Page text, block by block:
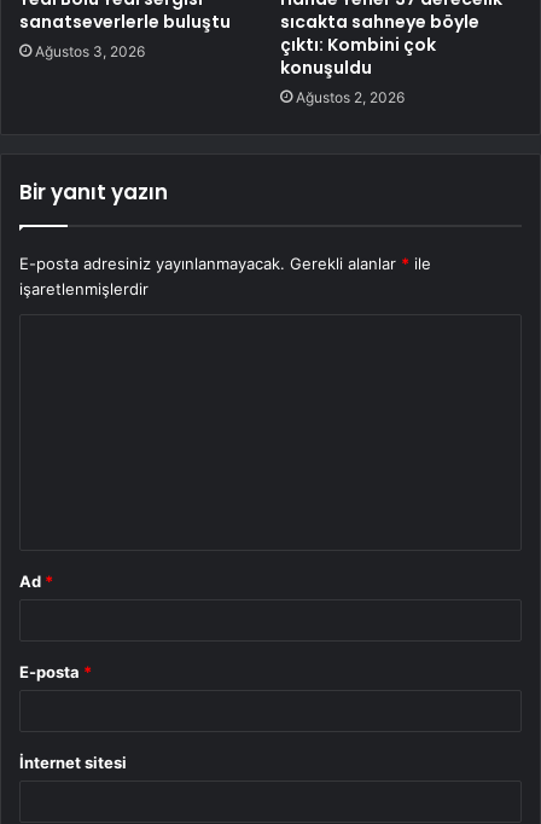
sanatseverlerle buluştu
Ağustos 3, 2026
sıcakta sahneye böyle
çıktı: Kombini çok
konuşuldu
Ağustos 2, 2026
Bir yanıt yazın
E-posta adresiniz yayınlanmayacak. Gerekli alanlar * ile
işaretlenmişlerdir
Ad *
E-posta *
İnternet sitesi